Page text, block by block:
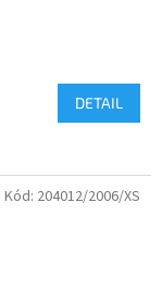
DETAIL
Kód: 204012/2006/XS